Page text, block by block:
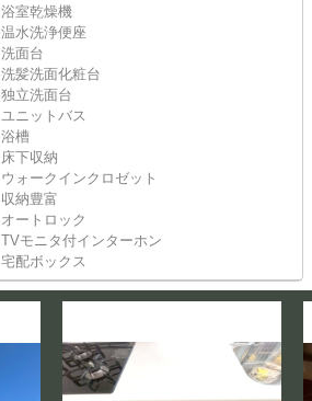
浴室乾燥機
温水洗浄便座
洗面台
洗髪洗面化粧台
独立洗面台
ユニットバス
浴槽
床下収納
ウォークインクロゼット
収納豊富
オートロック
TVモニタ付インターホン
宅配ボックス